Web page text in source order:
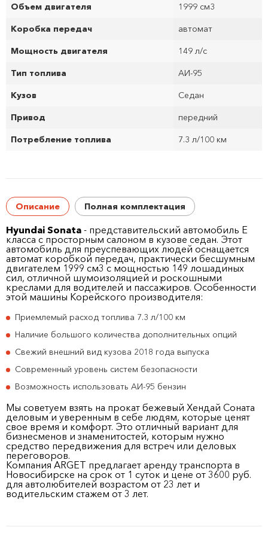
Объем двигателя 1999 см3
Коробка передач автомат
Мощность двигателя 149 л/с
Тип топлива АИ-95
Кузов Седан
Привод передний
Потребление топлива 7.3 л/100 км
Описание Полная комплектация
Hyundai Sonata - представительский автомобиль E
класса с просторным салоном в кузове седан. Этот
автомобиль для преуспевающих людей оснащается
автомат коробкой передач, практически бесшумным
двигателем 1999 см3 с мощностью 149 лошадиных
сил, отличной шумоизоляцией и роскошными
креслами для водителей и пассажиров. Особенности
этой машины Корейского производителя:
Приемлемый расход топлива 7.3 л/100 км
Наличие большого количества дополнительных опций
Свежий внешний вид кузова 2018 года выпуска
Современный уровень систем безопасности
Возможность использовать АИ-95 бензин
Мы советуем взять на прокат бежевый Хендай Соната
деловым и уверенным в себе людям, которые ценят
свое время и комфорт. Это отличный вариант для
бизнесменов и знаменитостей, которым нужно
средство передвижения для встреч или деловых
переговоров.
Компания ARGET предлагает аренду транспорта в
Новосибирске на срок от 1 суток и цене от 3600 руб.
для автолюбителей возрастом от 23 лет и
водительским стажем от 3 лет.